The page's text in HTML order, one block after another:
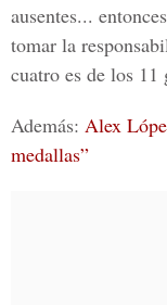
ausentes...
tomar la
cuatro es de los 11
Además: Alex
medallas”